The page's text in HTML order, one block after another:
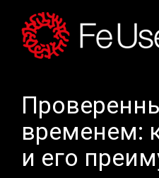
временем:
и его